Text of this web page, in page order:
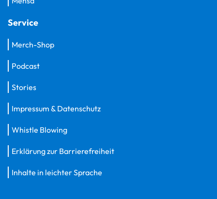
Service
Merch-Shop
Podcast
Stories
Impressum & Datenschutz
Whistle Blowing
Erklärung zur Barrierefreiheit
Inhalte in leichter Sprache